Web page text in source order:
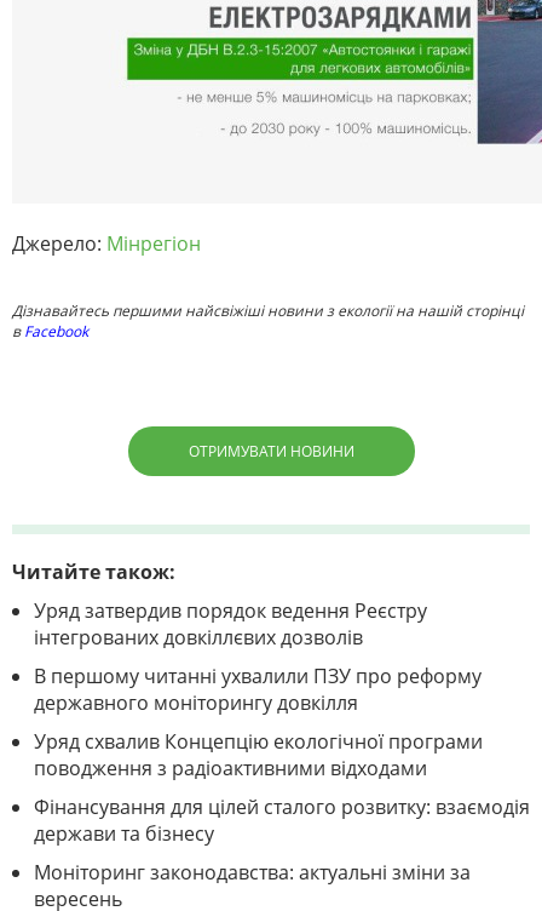
Джерело: Мінрегіон
Дізнавайтесь першими найсвіжіші новини з екології на нашій сторінці
вFacebook
ОТРИМУВАТИ НОВИНИ
Читайте також:
Уряд затвердив порядок ведення Реєстру
інтегрованих довкіллєвих дозволів
В першому читанні ухвалили ПЗУ про реформу
державного моніторингу довкілля
Уряд схвалив Концепцію екологічної програми
поводження з радіоактивними відходами
Фінансування для цілей сталого розвитку: взаємодія
держави та бізнесу
Моніторинг законодавства: актуальні зміни за
вересень